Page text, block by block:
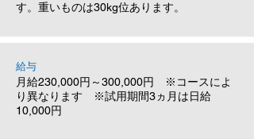
す。重いものは30kg位あります。
給与
月給230,000円～300,000円 ※コースによ
り異なります ※試用期間3ヵ月は日給
10,000円